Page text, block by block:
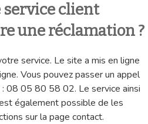
service client
une réclamation ?
service. Le site a mis en ligne
Vous pouvez passer un appel
08 05 80 58 02. Le service ainsi
également possible de les
sur la page contact.